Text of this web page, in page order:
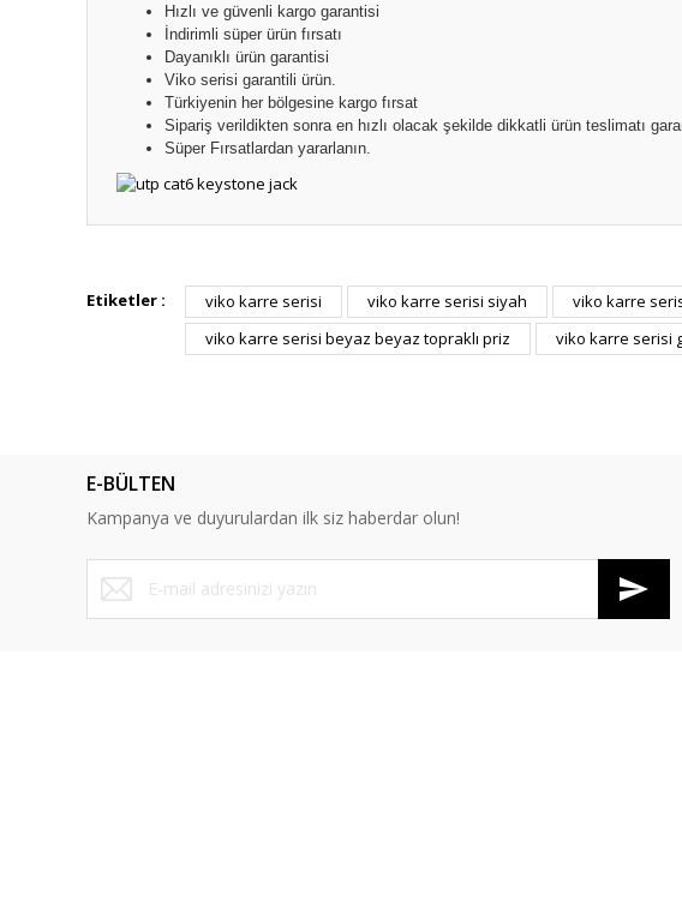
Hızlı ve güvenli kargo garantisi
İndirimli süper ürün fırsatı
Dayanıklı ürün garantisi
Viko serisi garantili ürün.
Türkiyenin her bölgesine kargo fırsat
Sipariş verildikten sonra en hızlı olacak şekilde dikkatli ürün teslimatı
Süper Fırsatlardan yararlanın.
Görüş ve önerileriniz için teşekkür ederiz.
Ürün resmi kalitesiz, bozuk veya görüntülenemiyor.
Bu ürüne benzer farklı alternatifler olmalı.
Etiketler : viko karre serisi viko karre serisi siyah viko karre
viko karre serisi beyaz beyaz topraklı priz
viko karre serisi
E-BÜLTEN
Kampanya ve duyurulardan ilk siz haberdar olun!